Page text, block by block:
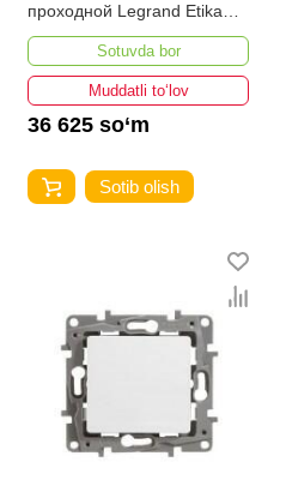
проходной Legrand Etika
IP20
Sotuvda bor
Muddatli to‘lov
36 625 so‘m
Sotib olish